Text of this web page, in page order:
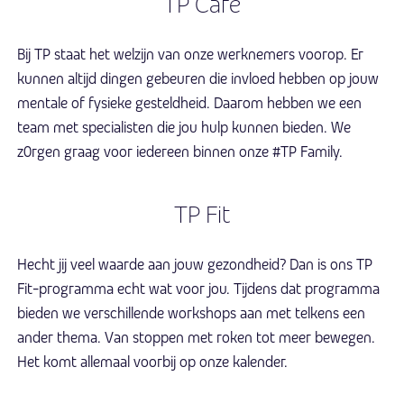
Bij TP staat het welzijn van onze werknemers voorop. Er
kunnen altijd dingen gebeuren die invloed hebben op jouw
mentale of fysieke gesteldheid. Daarom hebben we een
team met specialisten die jou hulp kunnen bieden. We
z0rgen graag voor iedereen binnen onze #TP Family.
TP Fit
Hecht jij veel waarde aan jouw gezondheid? Dan is ons TP
Fit-programma echt wat voor jou. Tijdens dat programma
bieden we verschillende workshops aan met telkens een
ander thema. Van stoppen met roken tot meer bewegen.
Het komt allemaal voorbij op onze kalender.